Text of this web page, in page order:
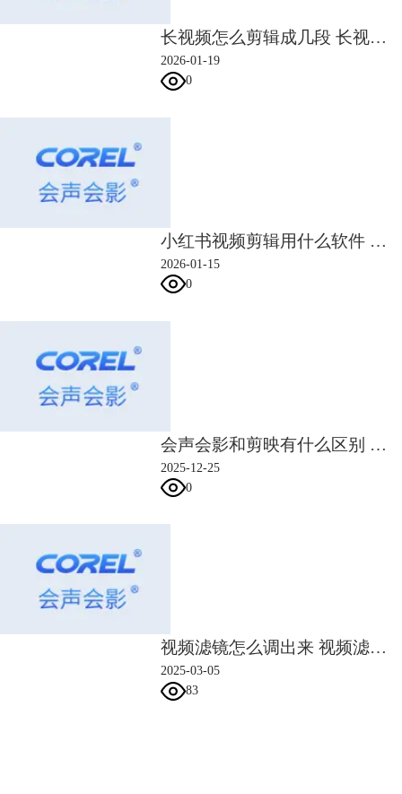
图3：初期课程
相对于初级课程，中级课程的含金量会更高，因其会讲解很多进阶型的视
种流行剪辑技巧、手法。
中级课程的内容大部分都无法通过网络视频学习到，因这些技巧都是资深
视频剪辑老师多年实操总结出来的干货。
图4：中级课程
会声会影基础操作教程：
要学好视频剪辑，最好有相对应的视频编辑软件操作技能。如果要系统学
习会声会影软件的操作，同样可以使用网站提供的初级与中级教程。
作，都能通过该教程轻松掌握。
中级教程包括了108个课程，涵盖了会声会影的时间轴、影音助手、可视
另外，教程还会通过项目操作流程的方式，教大家怎么去系统制作视频，
长视频怎么剪辑成几段 长视频怎么去水印不破坏原视频
2026-01-19
0
小红书视频剪辑用什么软件 小红书视频剪辑比例是多少
2026-01-15
0
会声会影和剪映有什么区别 会声会影好用还是剪映好用
2025-12-25
0
视频滤镜怎么调出来 视频滤镜怎么调好看
2025-03-05
83